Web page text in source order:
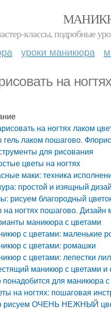
классы, подробные
уроки маникюра
на
на ногтях лаком
лаком пошагово.
для рисования
цветы на ногтях
маки: техника
простой и изящный
рисуем благородный
на ногтях пошагово. Дизайн
маникюра с цветами
с цветами: маленькие
с цветами: ромашки
с цветами: лепестки
маникюр с цветами и
понадобится для маникюра
на ногтях: пошаговая
рисуем ОЧЕНЬ НЕЖНЫЙ